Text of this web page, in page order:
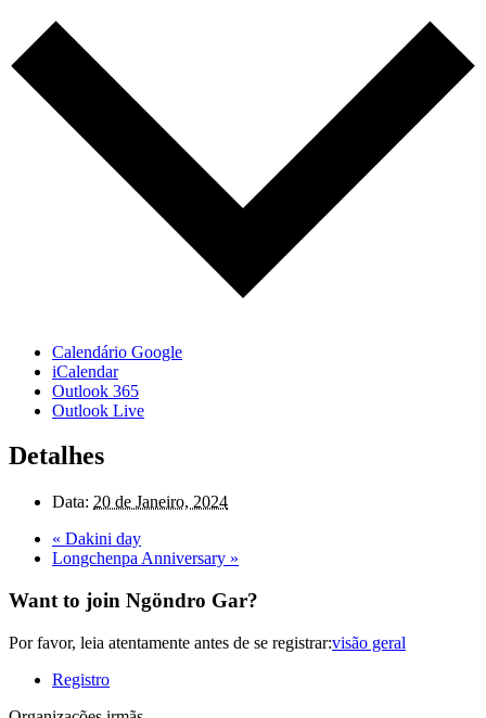
Calendário Google
iCalendar
Outlook 365
Outlook Live
Detalhes
Data: 20 de Janeiro, 2024
« Dakini day
Longchenpa Anniversary »
Want to join Ngöndro Gar?
Por favor, leia atentamente antes de se registrar:visão geral
Registro